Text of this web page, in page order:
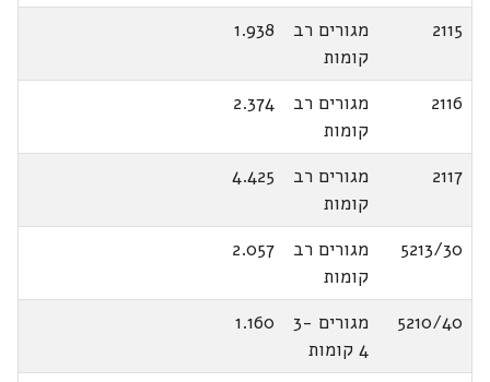
2115
מגורים רב
קומות
1.938
2116
מגורים רב
קומות
2.374
2117
מגורים רב
קומות
4.425
5213/30
מגורים רב
קומות
2.057
5210/40
מגורים 3-
4 קומות
1.160